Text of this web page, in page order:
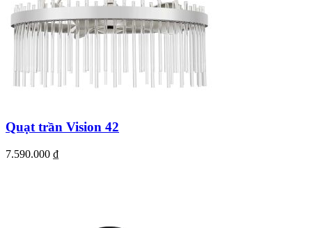
Quạt trần Vision 42
7.590.000 ₫